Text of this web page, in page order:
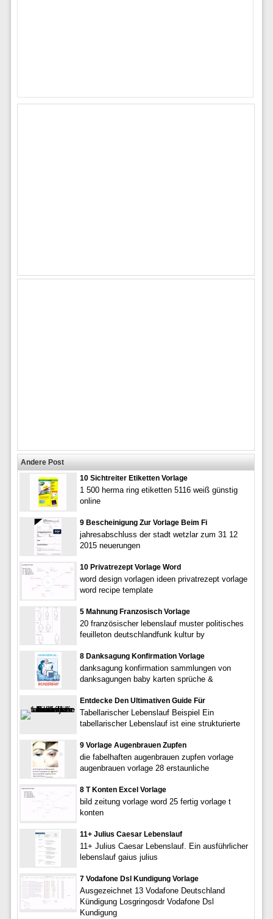
Andere Post
10 Sichtreiter Etiketten Vorlage
1 500 herma ring etiketten 5116 weiß günstig
online
9 Bescheinigung Zur Vorlage Beim Fi
jahresabschluss der stadt wetzlar zum 31 12
2015 neuerungen
10 Privatrezept Vorlage Word
word design vorlagen ideen privatrezept vorlage
word recipe template
5 Mahnung Franzosisch Vorlage
20 französischer lebenslauf muster politisches
feuilleton deutschlandfunk kultur by
8 Danksagung Konfirmation Vorlage
danksagung konfirmation sammlungen von
danksagungen baby karten sprüche &
Entdecke Den Ultimativen Guide Für
Tabellarischer Lebenslauf Beispiel Ein
tabellarischer Lebenslauf ist eine strukturierte
9 Vorlage Augenbrauen Zupfen
die fabelhaften augenbrauen zupfen vorlage
augenbrauen vorlage 28 erstaunliche
8 T Konten Excel Vorlage
bild zeitung vorlage word 25 fertig vorlage t
konten
11+ Julius Caesar Lebenslauf
11+ Julius Caesar Lebenslauf. Ein ausführlicher
lebenslauf gaius julius
7 Vodafone Dsl Kundigung Vorlage
Ausgezeichnet 13 Vodafone Deutschland
Kündigung Losgringosdr Vodafone Dsl
Kundigung